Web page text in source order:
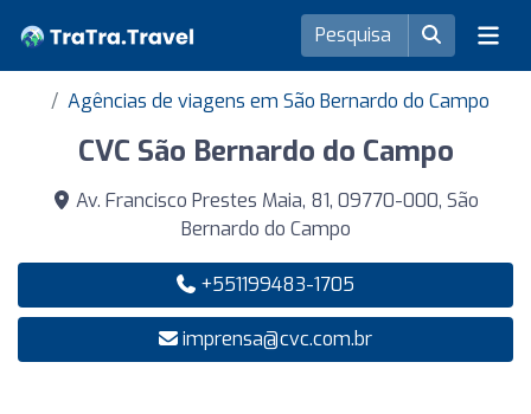
Agências de viagens em São Bernardo do Campo
CVC São Bernardo do Campo
Av. Francisco Prestes Maia, 81, 09770-000, São
Bernardo do Campo
+551199483-1705
imprensa@cvc.com.br